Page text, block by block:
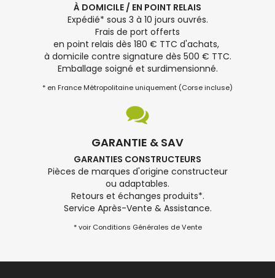
À DOMICILE / EN POINT RELAIS
Expédié* sous 3 à 10 jours ouvrés.
Frais de port offerts
en point relais dès 180 € TTC d'achats,
à domicile contre signature dès 500 € TTC.
Emballage soigné et surdimensionné.
* en France Métropolitaine uniquement (Corse incluse)
GARANTIE & SAV
GARANTIES CONSTRUCTEURS
Pièces de marques d'origine constructeur
ou adaptables.
Retours et échanges produits*.
Service Après-Vente & Assistance.
* voir Conditions Générales de Vente